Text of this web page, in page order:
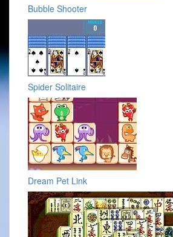
Bubble Shooter
Spider Solitaire
Dream Pet Link